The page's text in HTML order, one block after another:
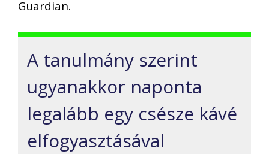
Guardian.
A tanulmány szerint
ugyanakkor naponta
legalább egy csésze kávé
elfogyasztásával